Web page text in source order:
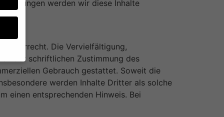
werden wir diese Inhalte
Die Vervielfältigung,
der schriftlichen Zustimmung des
Gebrauch gestattet. Soweit die
werden Inhalte Dritter als solche
einen entsprechenden Hinweis. Bei